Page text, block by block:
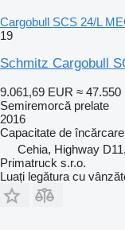
Cargobull SCS 24/L
19
Schmitz Cargobull
9.061,69 EUR ≈ 47.550
Semiremorcă prelate
2016
Capacitate de încărcare
Cehia, Highway
Primatruck s.r.o.
Luați legătura cu